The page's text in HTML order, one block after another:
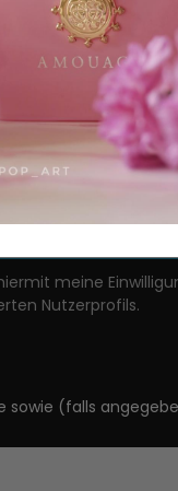
meine
Nutzerprofils.
sowie (falls